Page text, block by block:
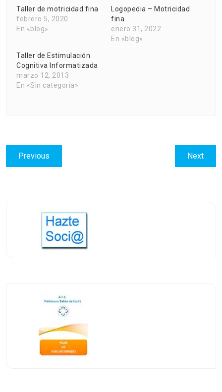
Taller de motricidad fina
febrero 5, 2020
En «blog»
Logopedia – Motricidad
fina
enero 31, 2022
En «blog»
Taller de Estimulación
Cognitiva Informatizada
marzo 12, 2013
En «Sin categoría»
Navegación
de
Previous
post:
NextNext
post: